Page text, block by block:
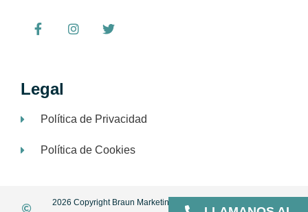
Legal
Política de Privacidad
Política de Cookies
2026 Copyright Braun Marketing and Consulting | All rights